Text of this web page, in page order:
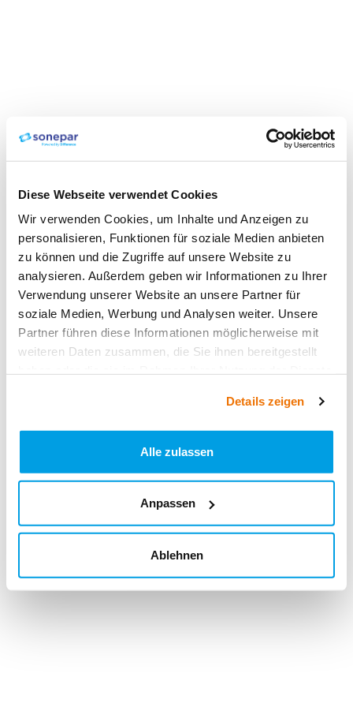
Diese Webseite verwendet Cookies
Wir verwenden Cookies, um Inhalte und Anzeigen zu
personalisieren, Funktionen für soziale Medien anbieten
zu können und die Zugriffe auf unsere Website zu
analysieren. Außerdem geben wir Informationen zu Ihrer
Verwendung unserer Website an unsere Partner für
soziale Medien, Werbung und Analysen weiter. Unsere
Partner führen diese Informationen möglicherweise mit
weiteren Daten zusammen, die Sie ihnen bereitgestellt
Details zeigen
Alle zulassen
Anpassen
Ablehnen